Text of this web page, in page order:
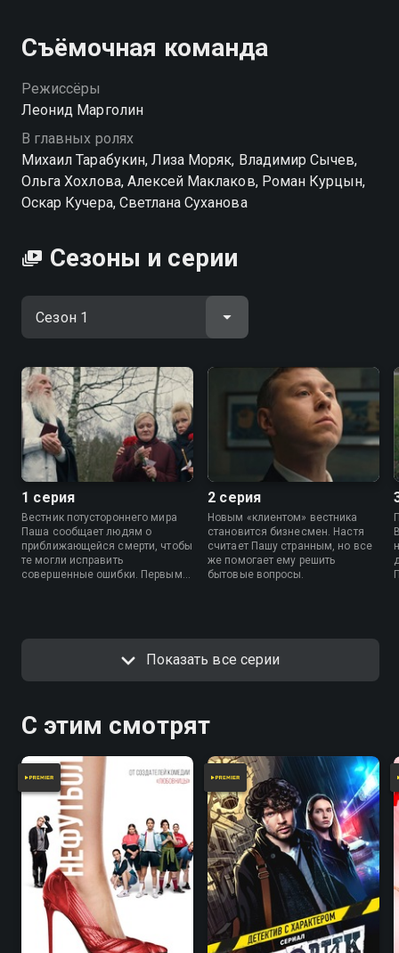
Съёмочная команда
Режиссёры
Леонид Марголин
В главных ролях
Михаил Тарабукин, Лиза Моряк, Владимир Сычев,
Ольга Хохлова, Алексей Маклаков, Роман Курцын,
Оскар Кучера, Светлана Суханова
Сезоны и серии
1 серия
Вестник потустороннего мира
Паша сообщает людям о
приближающейся смерти, чтобы
те могли исправить
совершенные ошибки. Первым
2 серия
Новым «клиентом» вестника
становится бизнесмен. Настя
считает Пашу странным, но все
же помогает ему решить
бытовые вопросы.
Показать все серии
С этим смотрят